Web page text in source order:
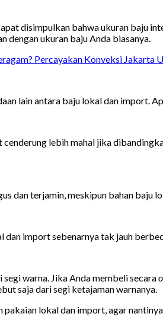
disimpulkan bahwa ukuran baju
dengan ukuran baju Anda biasanya.
Percayakan Konveksi Jakarta
lain antara baju lokal dan import.
lebih mahal jika
dan terjamin, meskipun bahan baju
import sebenarnya tak jauh
warna. Jika Anda membeli secara
saja dari segi ketajaman warnanya.
lokal dan import, agar